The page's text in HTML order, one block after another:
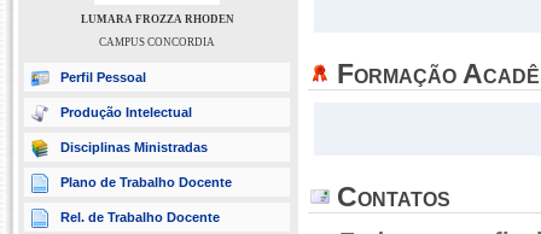
LUMARA FROZZA RHODEN
CAMPUS CONCORDIA
Perfil Pessoal
Produção Intelectual
Disciplinas Ministradas
Plano de Trabalho Docente
Rel. de Trabalho Docente
Formação
Contatos